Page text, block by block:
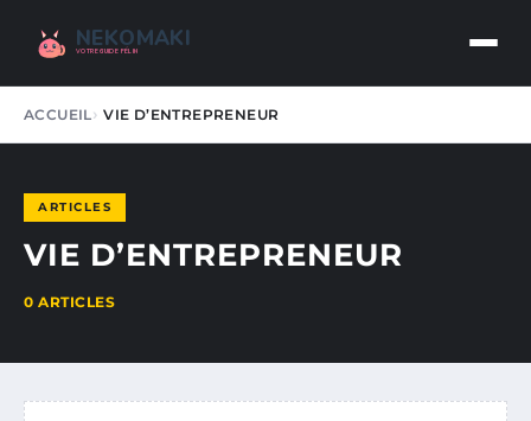
NEKOMAKI
VOTRE GUIDE FÉLIN
ACCUEIL VIE D’ENTREPRENEUR
ARTICLES
VIE D’ENTREPRENEUR
0 ARTICLES